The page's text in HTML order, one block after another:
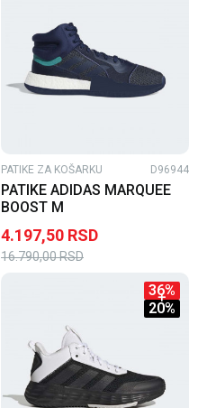
PATIKE ZA KOŠARKU D96944
PATIKE ADIDAS MARQUEE
BOOST M
4.197,50 RSD
16.790,00RSD
36%
20%